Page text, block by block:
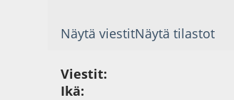
Näytä viestitNäytä tilastot
Viestit:
Ikä: